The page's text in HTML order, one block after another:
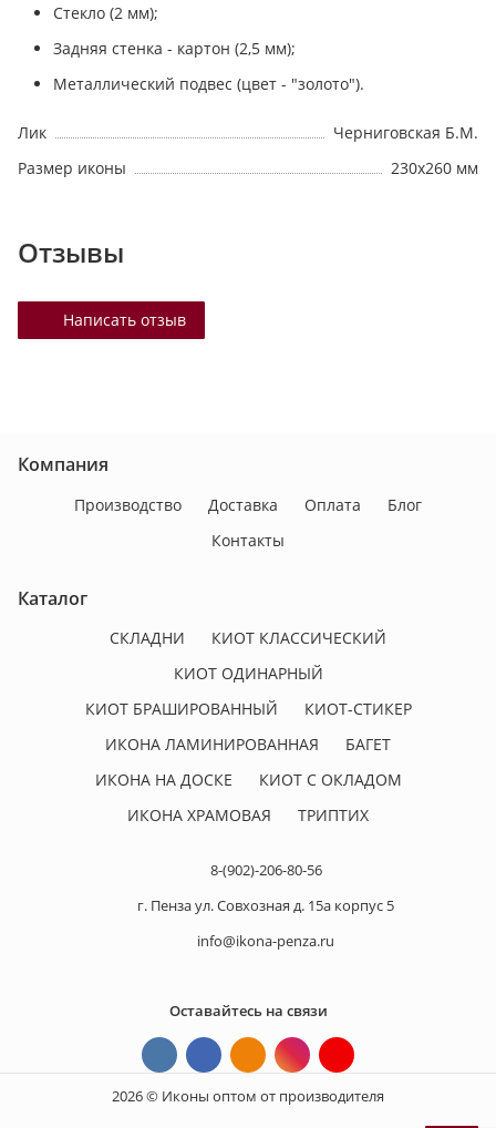
Стекло (2 мм);
Задняя стенка - картон (2,5 мм);
Металлический подвес (цвет - "золото").
Лик
Черниговская Б.М.
Размер иконы
230х260 мм
Отзывы
Написать отзыв
Компания
Производство Доставка Оплата
Блог
Контакты
Каталог
СКЛАДНИ
КИОТ КЛАССИЧЕСКИЙ
КИОТ ОДИНАРНЫЙ
КИОТ БРАШИРОВАННЫЙ
КИОТ-СТИКЕР
ИКОНА ЛАМИНИРОВАННАЯ
БАГЕТ
ИКОНА НА ДОСКЕ
КИОТ С ОКЛАДОМ
ИКОНА ХРАМОВАЯ
ТРИПТИХ
8-(902)-206-80-56
г. Пенза ул. Совхозная д. 15а корпус 5
info@ikona-penza.ru
Оставайтесь на связи
2026 © Иконы оптом от производителя